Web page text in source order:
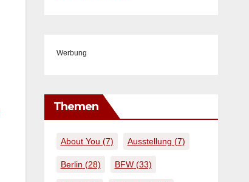
Werbung
Themen
About You (7) Ausstellung (7)
Berlin (28) BFW(33)